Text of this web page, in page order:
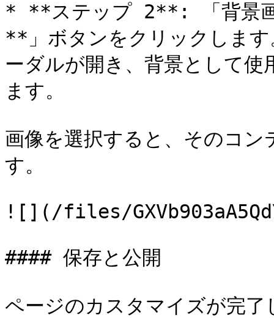
* **ステップ 2**: 「背景画
**」ボタンをクリックしま
ーダルが開き、背景として
ます。
画像を選択すると、そのコ
す。
![](/files/
#### 保存と公開
ページのカスタマイズが完